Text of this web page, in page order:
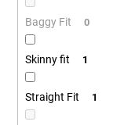
Baggy Fit 0
Skinny fit 1
Straight Fit 1